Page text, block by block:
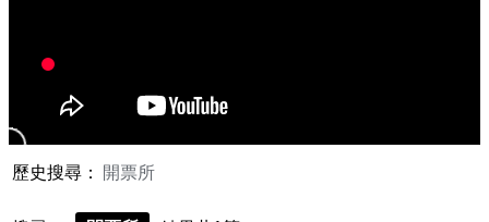
歷史搜尋： 開票所